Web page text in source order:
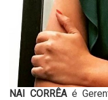
NAI CORRÊAé